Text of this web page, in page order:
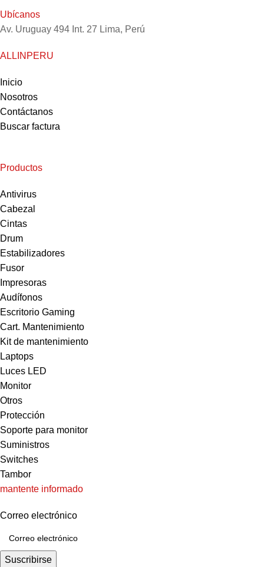
Ubícanos
Av. Uruguay 494 Int. 27 Lima, Perú
ALLINPERU
Inicio
Nosotros
Contáctanos
Buscar factura
Productos
Antivirus
Cabezal
Cintas
Drum
Estabilizadores
Fusor
Impresoras
Audífonos
Escritorio Gaming
Cart. Mantenimiento
Kit de mantenimiento
Laptops
Luces LED
Monitor
Otros
Protección
Soporte para monitor
Suministros
Switches
Tambor
mantente informado
Correo electrónico
Suscribirse